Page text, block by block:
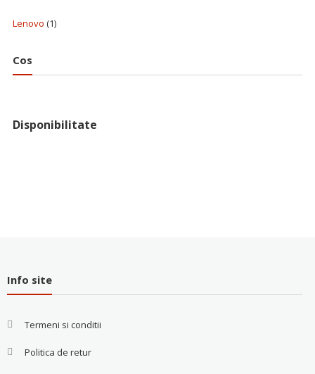
Lenovo (1)
Cos
Disponibilitate
Info site
Termeni si conditii
Politica de retur